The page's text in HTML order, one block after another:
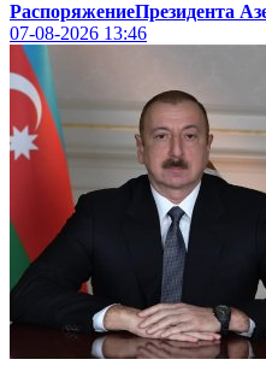
РаспоряжениеПрезидента
07-08-2026 13:46